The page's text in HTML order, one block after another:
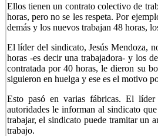
Ellos tienen un contrato colectivo de
horas, pero no se les respeta. Por
demás y los nuevos trabajan 48 horas,
El líder del sindicato, Jesús Mendoza,
horas -es decir una trabajadora- y los
contratada por 40 horas, le dieron su
siguieron en huelga y ese es el motivo
Esto pasó en varias fábricas. El
autoridades le informan al sindicato
trabajar, el sindicato puede tramitar un
trabajo.